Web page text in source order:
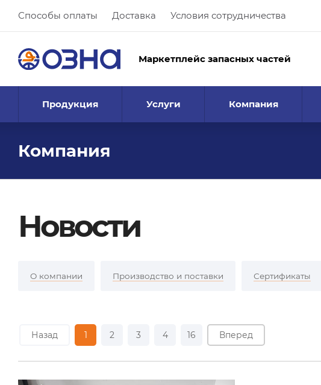
Способы оплаты Доставка Условия сотрудничества
Маркетплейс запасных частей
Продукция Услуги Компания
Компания
Новости
О компании Производство и поставки Сертификаты
Назад 1 2 3 4 16 Вперед